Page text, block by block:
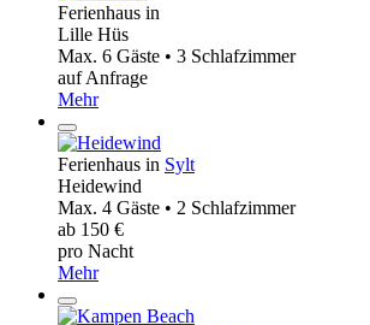
Ferienhaus in
Lille Hüs
Max. 6 Gäste • 3 Schlafzimmer
auf Anfrage
Mehr
Ferienhaus in Sylt
Heidewind
Max. 4 Gäste • 2 Schlafzimmer
ab 150 €
pro Nacht
Mehr